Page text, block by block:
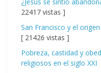
22417 vistas ]
San Francisco y el
[ 21426 vistas ]
Pobreza, castidad y
religiosos en el siglo XXI